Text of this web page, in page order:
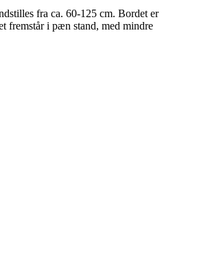
fra ca. 60-125 cm. Bordet er
fremstår i pæn stand, med mindre